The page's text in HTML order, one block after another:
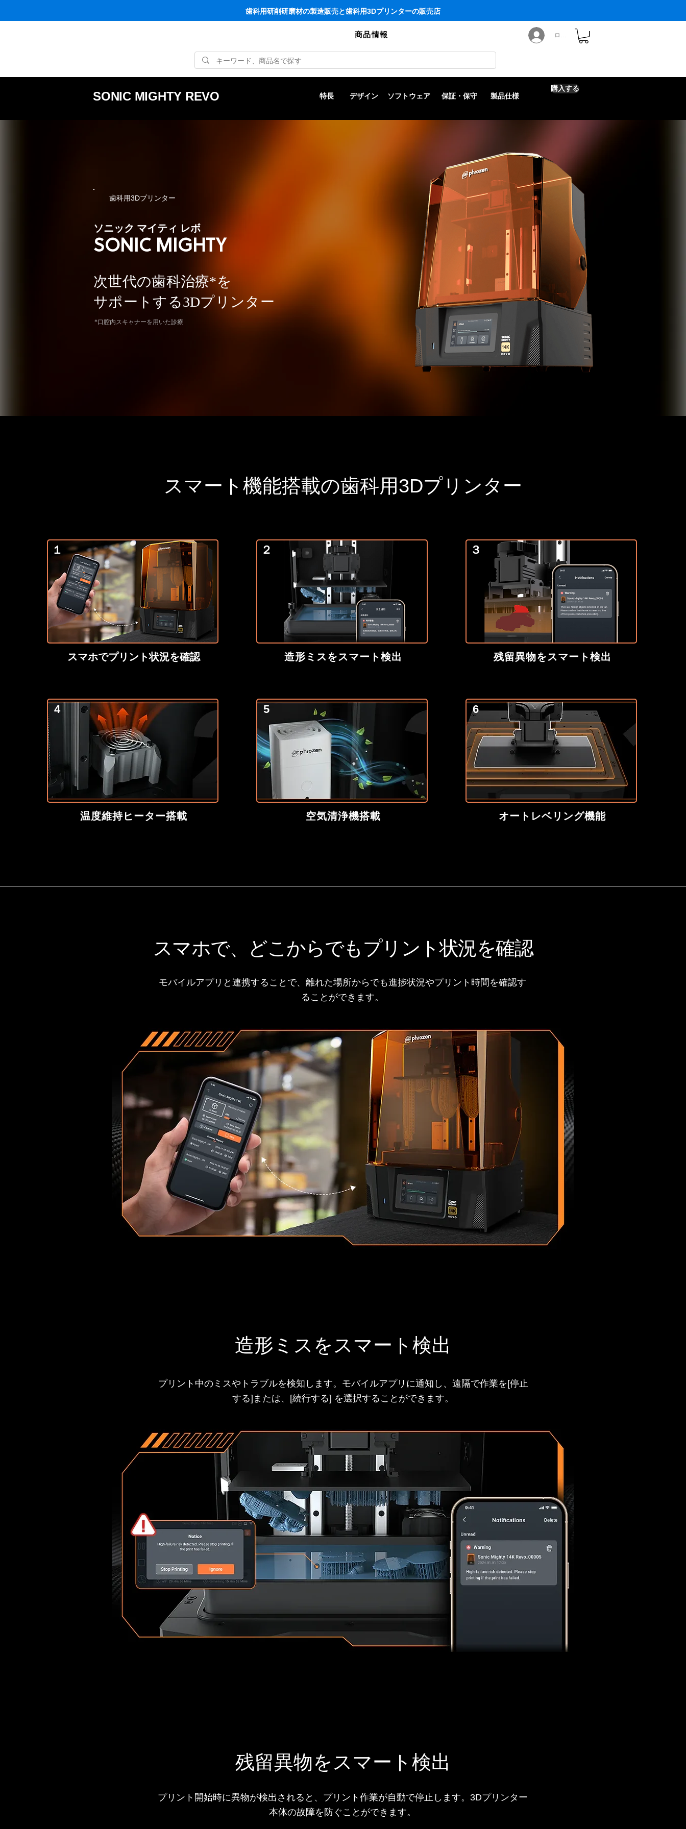
商品情報 ログイン
歯科用研削研磨材の製造販売と歯科用3Dプリンターの販売店
SONIC MIGHTY REVO 特長 デザイン ソフトウェア 保証・保守 製品仕様
購入する
​歯科用3Dプリンター
SONIC MIGHTY
ソニック マイティ レボ
次世代の歯科治療*を
サポートする3Dプリンター
*口腔内スキャナーを用いた診療
スマート機能搭載の歯科用3Dプリンター
１
スマホでプリント状況を確認
4
温度維持ヒーター搭載
２
造形ミスをスマート検出
5
空気清浄機搭載
３
残留異物をスマート検出
6
オートレベリング機能
スマホで、どこからでもプリント状況を確認
モバイルアプリと連携することで、離れた場所からでも進捗状況やプリント時間を確認す
ることができます。
造形ミスをスマート検出
プリント中のミスやトラブルを検知します。モバイルアプリに通知し、遠隔で作業を[停止
する]または、[続行する] を選択することができます。
残留異物をスマート検出
プリント開始時に異物が検出されると、プリント作業が自動で停止します。3Dプリンター
本体の故障を防ぐことができます。